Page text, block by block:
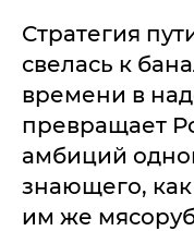
Стратегия
свелась к
времени в
превращает
амбиций
знающего,
им же